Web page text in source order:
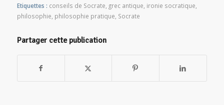
Etiquettes : conseils de Socrate grec antique ironie socratique
philosophie philosophie pratique Socrate
Partager cette publication